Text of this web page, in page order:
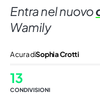
Entra nel nuovo
Wamily
A cura diSophia Crotti
13
CONDIVISIONI